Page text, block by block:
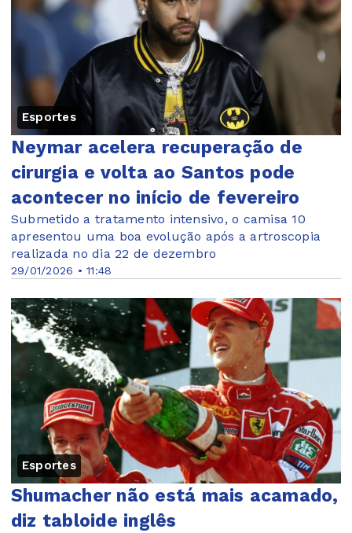
Esportes
29/01/2026 • 11:48
Neymar acelera recuperação de
cirurgia e volta ao Santos pode
acontecer no início de fevereiro
Submetido a tratamento intensivo, o camisa 10
apresentou uma boa evolução após a artroscopia
realizada no dia 22 de dezembro
Esportes
Shumacher não está mais acamado,
diz tabloide inglês